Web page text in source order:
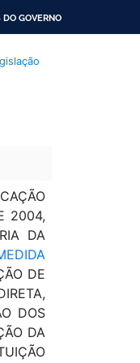
DO GOVERNO
2004,
DA
DE
DOS
DA